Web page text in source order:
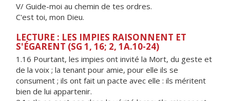
V/ Guide-moi au chemin de tes ordres.
C'est toi, mon Dieu.
LECTURE : LES IMPIES RAISONNENT ET
S'ÉGARENT (SG 1, 16; 2, 1A.10-24)
1.16 Pourtant, les impies ont invité la Mort, du geste et
de la voix ; la tenant pour amie, pour elle ils se
consument ; ils ont fait un pacte avec elle : ils méritent
bien de lui appartenir.